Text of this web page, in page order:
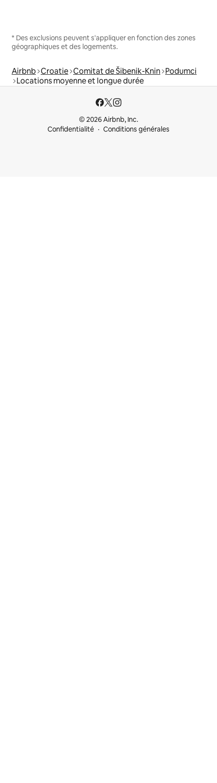
* Des exclusions peuvent s'appliquer en fonction des zones
géographiques et des logements.
Airbnb Croatie Comitat de Šibenik-Knin Podumci
Locations moyenne et longue durée
© 2026 Airbnb, Inc.
Confidentialité
Conditions générales